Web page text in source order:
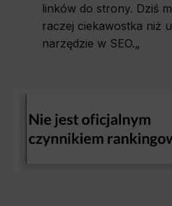
linków do strony. Dziś
raczej ciekawostka niż
narzędzie w SEO.„